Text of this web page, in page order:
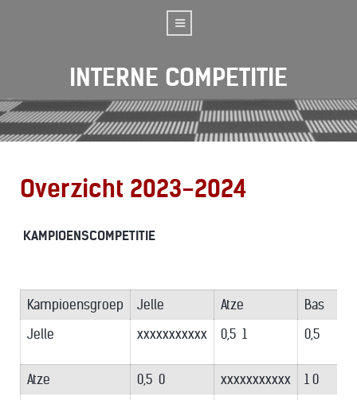
INTERNE COMPETITIE
Overzicht 2023-2024
KAMPIOENSCOMPETITIE
Kampioensgroep Jelle Atze
Bas
Jelle
xxxxxxxxxxx 0,5 1 0,5
Atze 0,5 0 xxxxxxxxxxx
1 0